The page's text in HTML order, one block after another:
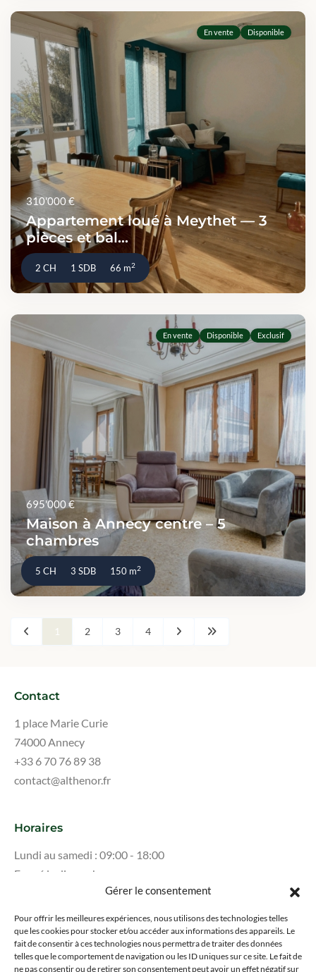
Gérer le consentement
Pour offrir les meilleures expériences, nous utilisons des technologies telles
que les cookies pour stocker et/ou accéder aux informations des appareils. Le
fait de consentir à ces technologies nous permettra de traiter des données
telles que le comportement de navigation ou les ID uniques sur ce site. Le fait de
ne pas consentir ou de retirer son consentement peut avoir un effet négatif sur
En vente Disponible
310'000 €
Appartement loué à Meythet — 3
pièces et bal...
2 CH 1 SDB 66 m2
En vente Disponible Exclusif
695'000 €
Maison à Annecy centre – 5
chambres
5 CH 3 SDB 150 m2
1 2 3 4
Contact
1 place Marie Curie
74000 Annecy
+33 6 70 76 89 38
contact@althenor.fr
Horaires
Lundi au samedi : 09:00 - 18:00
Fermé le dimanche
Mentions légales